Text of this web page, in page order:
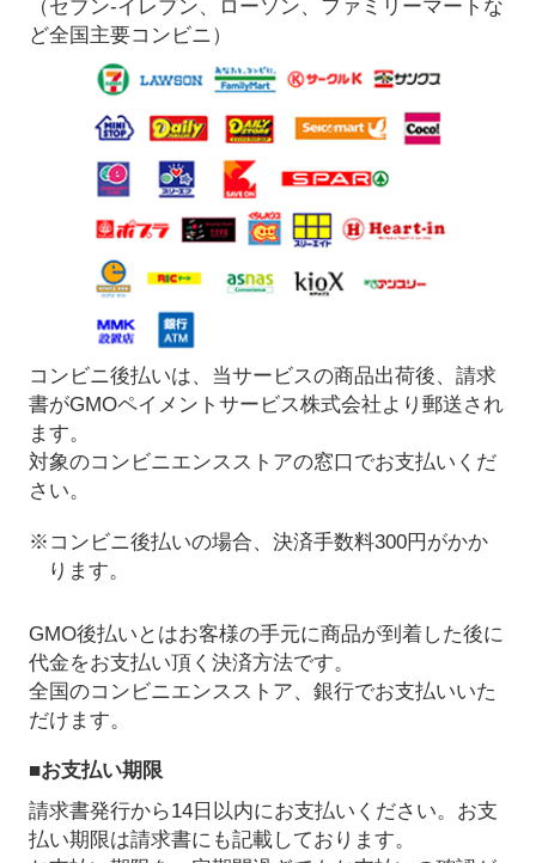
（セブン-イレブン、ローソン、ファミリーマートな
ど全国主要コンビニ）
コンビニ後払いは、当サービスの商品出荷後、請求
書がGMOペイメントサービス株式会社より郵送され
ます。
対象のコンビニエンスストアの窓口でお支払いくだ
さい。
※コンビニ後払いの場合、決済手数料300円がかか
ります。
GMO後払いとはお客様の手元に商品が到着した後に
代金をお支払い頂く決済方法です。
全国のコンビニエンスストア、銀行でお支払いいた
だけます。
■お支払い期限
請求書発行から14日以内にお支払いください。お支
払い期限は請求書にも記載しております。